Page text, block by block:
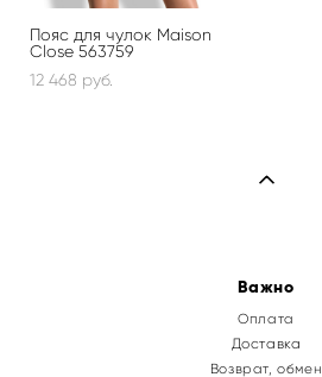
Пояс для чулок Maison
Close 563759
12 468 pуб.
Важно
Оплата
Доставка
Возврат, обмен